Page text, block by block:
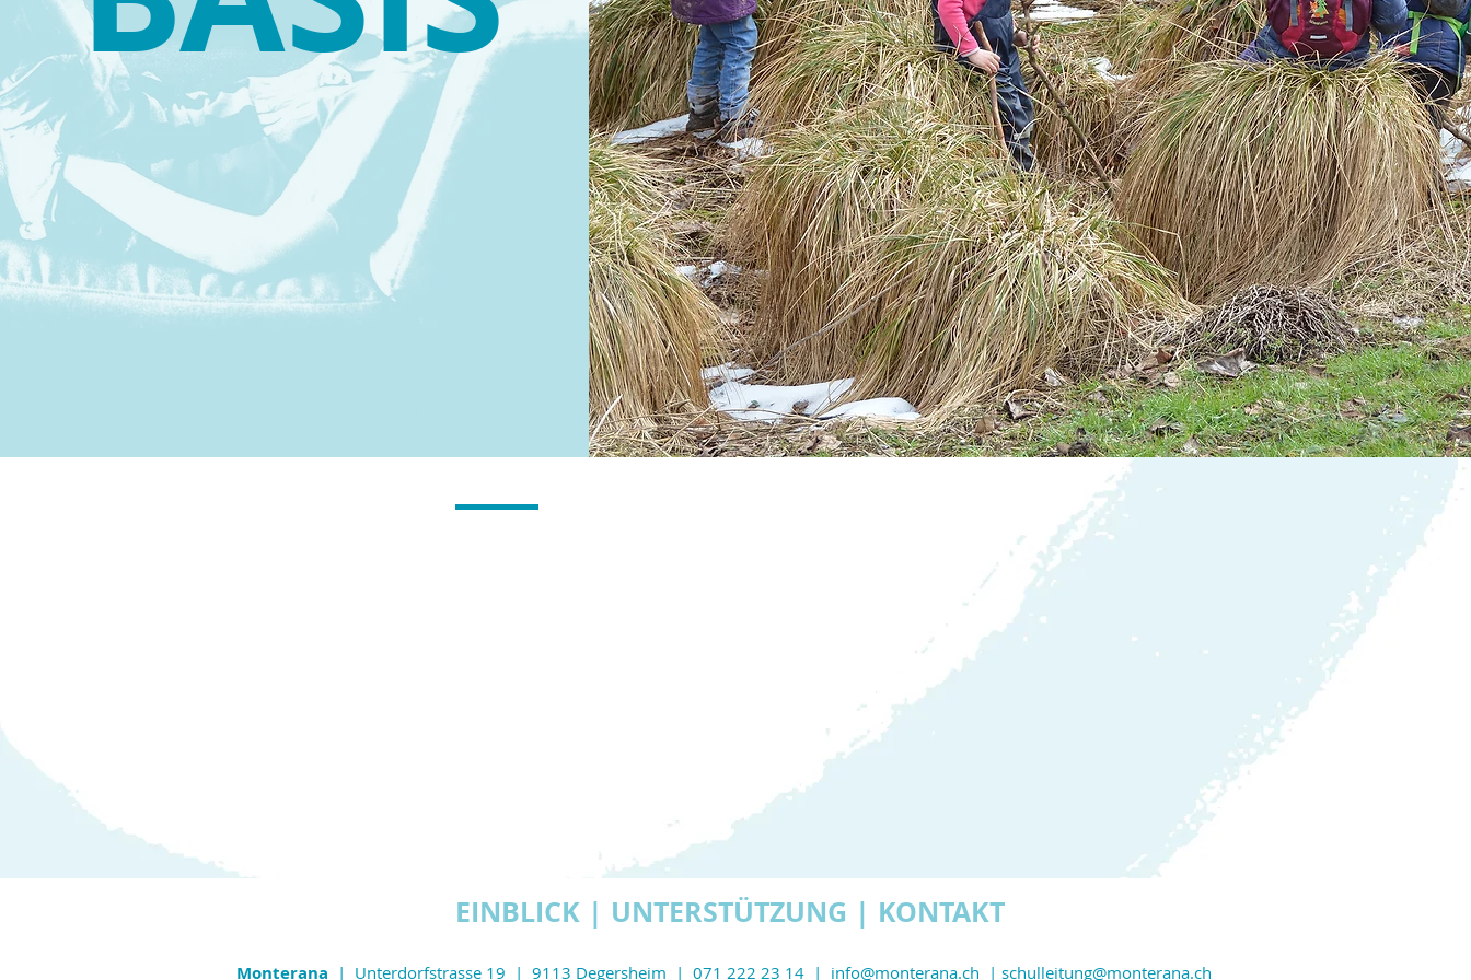
EINBLICK | UNTERSTÜTZUNG | KONTAKT
Monterana | Unterdorfstrasse 19 | 9113 Degersheim | 071 222 23 14 | info@monterana.ch | schulleitung@monterana.ch